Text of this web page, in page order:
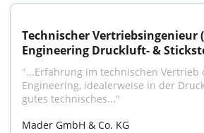
Technischer Vertriebsingenieur
Engineering Druckluft- &
"...Erfahrung im technischen Vertrieb
Engineering, idealerweise in der
gutes technisches..."
Mader GmbH & Co. KG